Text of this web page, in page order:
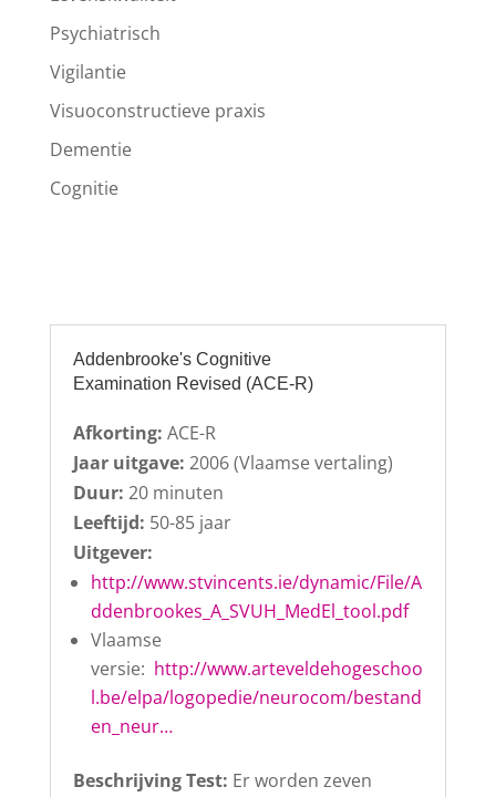
Psychiatrisch
Vigilantie
Visuoconstructieve praxis
Dementie
Cognitie
Addenbrooke's Cognitive
Examination Revised (ACE-R)
Afkorting: ACE-R
Jaar uitgave: 2006 (Vlaamse vertaling)
Duur: 20 minuten
Leeftijd: 50-85 jaar
Uitgever:
http://www.stvincents.ie/dynamic/File/A
ddenbrookes_A_SVUH_MedEl_tool.pdf
Vlaamse
versie: http://www.arteveldehogeschoo
l.be/elpa/logopedie/neurocom/bestand
en_neur…
Beschrijving Test: Er worden zeven